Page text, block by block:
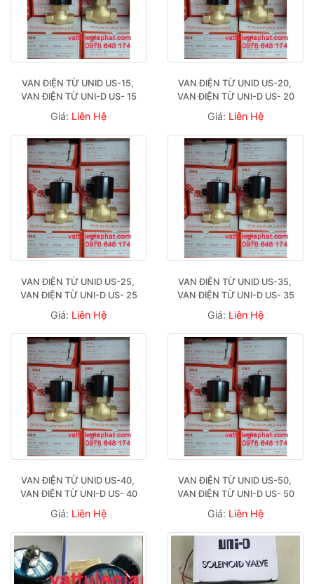
VAN ĐIỆN TỪ UNID US-15,
VAN ĐIỆN TỪ UNI-D US- 15
Giá: Liên Hệ
VAN ĐIỆN TỪ UNID US-20,
VAN ĐIỆN TỪ UNI-D US- 20
Giá: Liên Hệ
VAN ĐIỆN TỪ UNID US-25,
VAN ĐIỆN TỪ UNI-D US- 25
Giá: Liên Hệ
VAN ĐIỆN TỪ UNID US-35,
VAN ĐIỆN TỪ UNI-D US- 35
Giá: Liên Hệ
VAN ĐIỆN TỪ UNID US-40,
VAN ĐIỆN TỪ UNI-D US- 40
Giá: Liên Hệ
VAN ĐIỆN TỪ UNID US-50,
VAN ĐIỆN TỪ UNI-D US- 50
Giá: Liên Hệ